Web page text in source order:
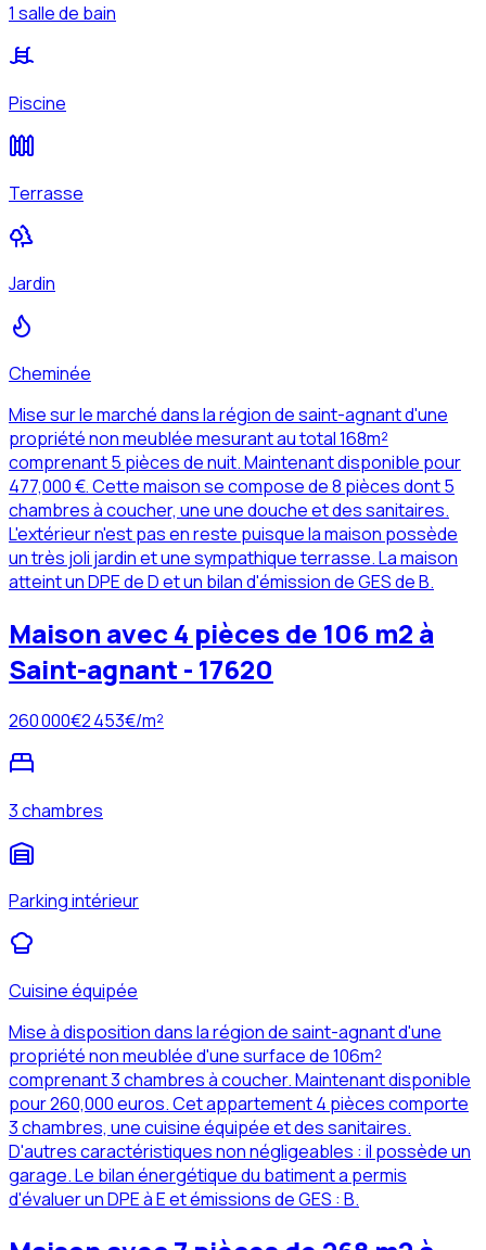
1 salle de bain
Piscine
Terrasse
Jardin
Cheminée
Mise sur le marché dans la région de saint-agnant d'une
propriété non meublée mesurant au total 168m²
comprenant 5 pièces de nuit. Maintenant disponible pour
477,000 €. Cette maison se compose de 8 pièces dont 5
chambres à coucher, une une douche et des sanitaires.
L'extérieur n'est pas en reste puisque la maison possède
un très joli jardin et une sympathique terrasse. La maison
atteint un DPE de D et un bilan d'émission de GES de B.
Maison avec 4 pièces de 106 m2 à
Saint-agnant - 17620
260 000€2 453€/m²
3 chambres
Parking intérieur
Cuisine équipée
Mise à disposition dans la région de saint-agnant d'une
propriété non meublée d'une surface de 106m²
comprenant 3 chambres à coucher. Maintenant disponible
pour 260,000 euros. Cet appartement 4 pièces comporte
3 chambres, une cuisine équipée et des sanitaires.
D'autres caractéristiques non négligeables : il possède un
garage. Le bilan énergétique du batiment a permis
d'évaluer un DPE à E et émissions de GES : B.